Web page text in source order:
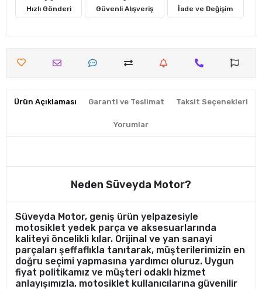
Hızlı Gönderi Güvenli Alışveriş İade ve Değişim
Ürün Açıklaması Garanti ve Teslimat Taksit Seçenekleri
Yorumlar
Neden Süveyda Motor?
Süveyda Motor, geniş ürün yelpazesiyle
motosiklet yedek parça ve aksesuarlarında
kaliteyi öncelikli kılar. Orijinal ve yan sanayi
parçaları şeffaflıkla tanıtarak, müşterilerimizin en
doğru seçimi yapmasına yardımcı oluruz. Uygun
fiyat politikamız ve müşteri odaklı hizmet
anlayışımızla, motosiklet kullanıcılarına güvenilir